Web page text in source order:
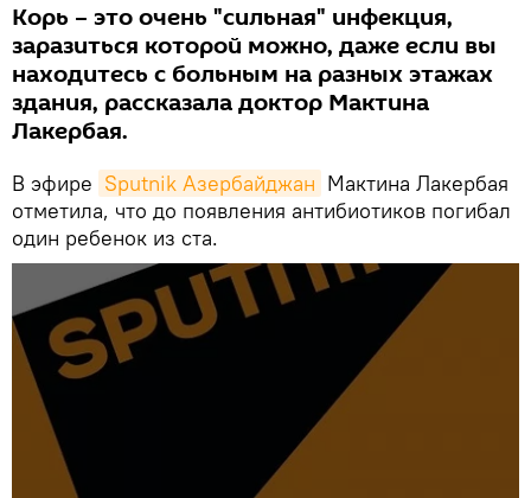
Корь – это очень "сильная" инфекция,
заразиться которой можно, даже если вы
находитесь с больным на разных этажах
здания, рассказала доктор Мактина
Лакербая.
В эфире Sputnik Азербайджан Мактина Лакербая
отметила, что до появления антибиотиков погибал
один ребенок из ста.